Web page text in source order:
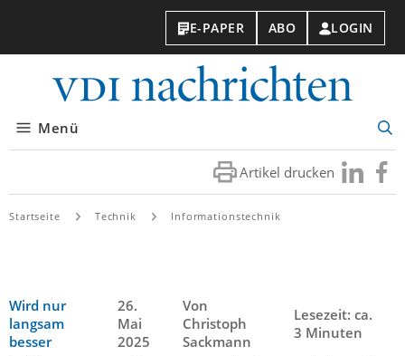
E-PAPER ABO LOGIN
Menü
Artikel drucken Besuchen
Sie
Sie
Startseite Technik Informationstechnik
Wird nur
langsam
besser
26.
Mai
2025
Von
Christoph
Sackmann
Lesezeit: ca.
3 Minuten